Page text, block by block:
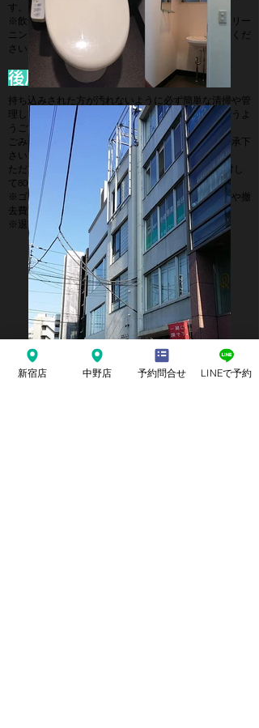
す。
※飲食によってカーペットを汚された場合には、クリー
ニング代金を別途ご請求させて頂きますのでご容赦くだ
さい。
後片付け・ゴミについて
持ち込みされた方が汚れないように必ず簡単な清掃や管
理して頂き、飲食物を置かないような注意喚起を行うよ
うご協力お願いいたします。
ごみはお持ち帰りいただくことになりますのでご了承下
さい。
ただし、事情による処理依頼は、ゴミ袋20ℓ 1袋に対し
て800円（現金のみ）にてお受けしております。
※ゴミを残されたり汚したまま退出した場合、掃除や撤
去費用が別途かかります。
※退室5分前まで掃除や整理を済ませてください。
新宿店 中野店 予約問合せ LINEで予約